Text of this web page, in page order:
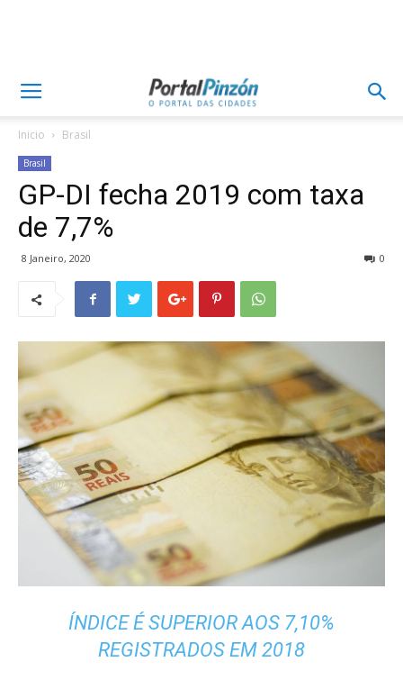
Inicio Brasil
Brasil
GP-DI fecha 2019 com taxa
de 7,7%
8 Janeiro, 2020 0
ÍNDICE É SUPERIOR AOS 7,10%
REGISTRADOS EM 2018